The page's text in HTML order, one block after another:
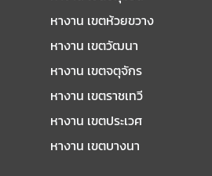
หางาน เขตห้วยขวาง
หางาน เขตวัฒนา
หางาน เขตจตุจักร
หางาน เขตราชเทวี
หางาน เขตประเวศ
หางาน เขตบางนา